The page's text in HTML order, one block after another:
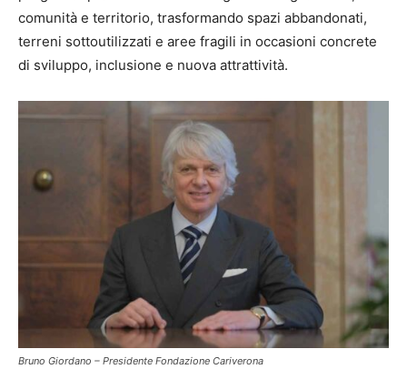
comunità e territorio, trasformando spazi abbandonati,
terreni sottoutilizzati e aree fragili in occasioni concrete
di sviluppo, inclusione e nuova attrattività.
Bruno Giordano – Presidente Fondazione Cariverona